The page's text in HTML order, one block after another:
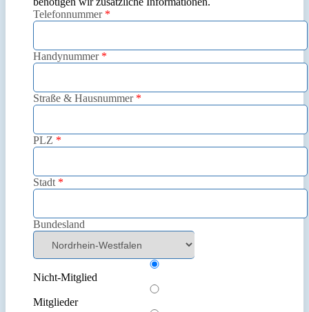
Telefonnummer *
Handynummer *
Straße & Hausnummer *
PLZ *
Stadt *
Bundesland
Nicht-Mitglied
Mitglieder